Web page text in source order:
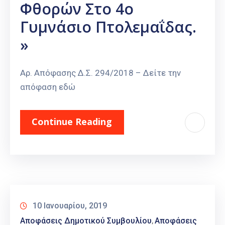
Φθορών Στο 4ο
Γυμνάσιο Πτολεμαΐδας.
»
Αρ. Απόφασης Δ.Σ. 294/2018 – Δείτε την
απόφαση εδώ
Continue Reading
10 Ιανουαρίου, 2019
Αποφάσεις Δημοτικού Συμβουλίου‚Αποφάσεις